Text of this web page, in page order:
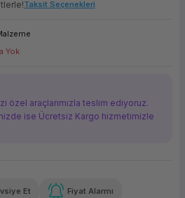
Panel PC
Taksit Seçenekleri
Yok
özel araçlarımızla teslim ediyoruz.
ise Ücretsiz Kargo hizmetimizle
Et Fiyat Alarmı